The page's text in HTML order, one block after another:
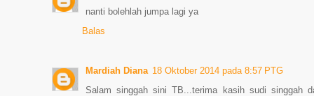
nanti bolehlah jumpa lagi ya
Balas
Mardiah Diana 18 Oktober 2014 pada 8:57 PTG
Salam singgah sini TB...terima kasih sudi singgah